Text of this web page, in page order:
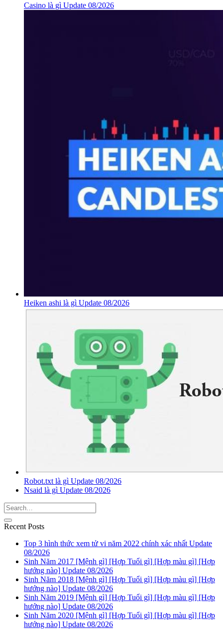
Casino là gì Update 08/2026
Heiken ashi là gì Update 08/2026
Robot.txt là gì Update 08/2026
Nsaid là gì Update 08/2026
Recent Posts
Top 3 hình thức xem tử vi năm 2022 chính xác nhất Update
08/2026
Sinh Năm 2017 [Mệnh gì] [Hợp Tuổi gì] [Hợp màu gì] [Hợp
hướng nào] Update 08/2026
Sinh Năm 2018 [Mệnh gì] [Hợp Tuổi gì] [Hợp màu gì] [Hợp
hướng nào] Update 08/2026
Sinh Năm 2019 [Mệnh gì] [Hợp Tuổi gì] [Hợp màu gì] [Hợp
hướng nào] Update 08/2026
Sinh Năm 2020 [Mệnh gì] [Hợp Tuổi gì] [Hợp màu gì] [Hợp
hướng nào] Update 08/2026